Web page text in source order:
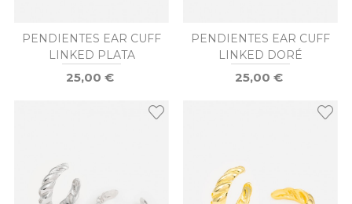
PENDIENTES EAR CUFF
LINKED PLATA
25,00 €
PENDIENTES EAR CUFF
LINKED DORÉ
25,00 €